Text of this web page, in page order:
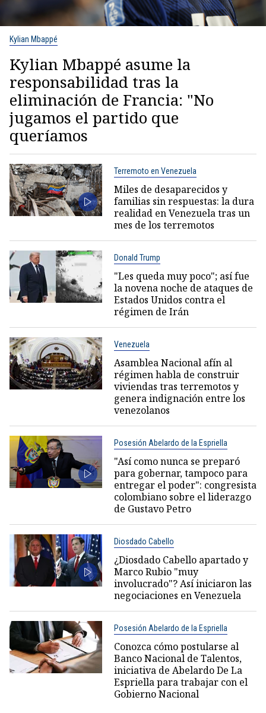
Kylian Mbappé
Kylian Mbappé asume la
responsabilidad tras la
eliminación de Francia: "No
jugamos el partido que
queríamos
Terremoto en Venezuela
Miles de desaparecidos y
familias sin respuestas: la dura
realidad en Venezuela tras un
mes de los terremotos
Donald Trump
"Les queda muy poco"; así fue
la novena noche de ataques de
Estados Unidos contra el
régimen de Irán
Venezuela
Asamblea Nacional afín al
régimen habla de construir
viviendas tras terremotos y
genera indignación entre los
venezolanos
Posesión Abelardo de la Espriella
"Así como nunca se preparó
para gobernar, tampoco para
entregar el poder": congresista
colombiano sobre el liderazgo
de Gustavo Petro
Diosdado Cabello
¿Diosdado Cabello apartado y
Marco Rubio "muy
involucrado"? Así iniciaron las
negociaciones en Venezuela
Posesión Abelardo de la Espriella
Conozca cómo postularse al
Banco Nacional de Talentos,
iniciativa de Abelardo De La
Espriella para trabajar con el
Gobierno Nacional